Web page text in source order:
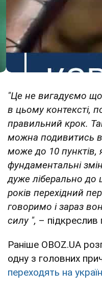
"Це не вигадуємо
в цьому контексті,
правильний крок.
можна подивитись в
може до 10 пунктів,
фундаментальні
дуже ліберально до
років перехідний
говоримо і зараз
силу ", – підкреслив
Раніше OBOZ.UA
одну з головних
переходять на